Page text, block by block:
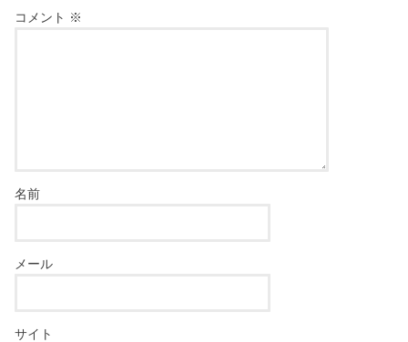
コメント ※
名前
メール
サイト